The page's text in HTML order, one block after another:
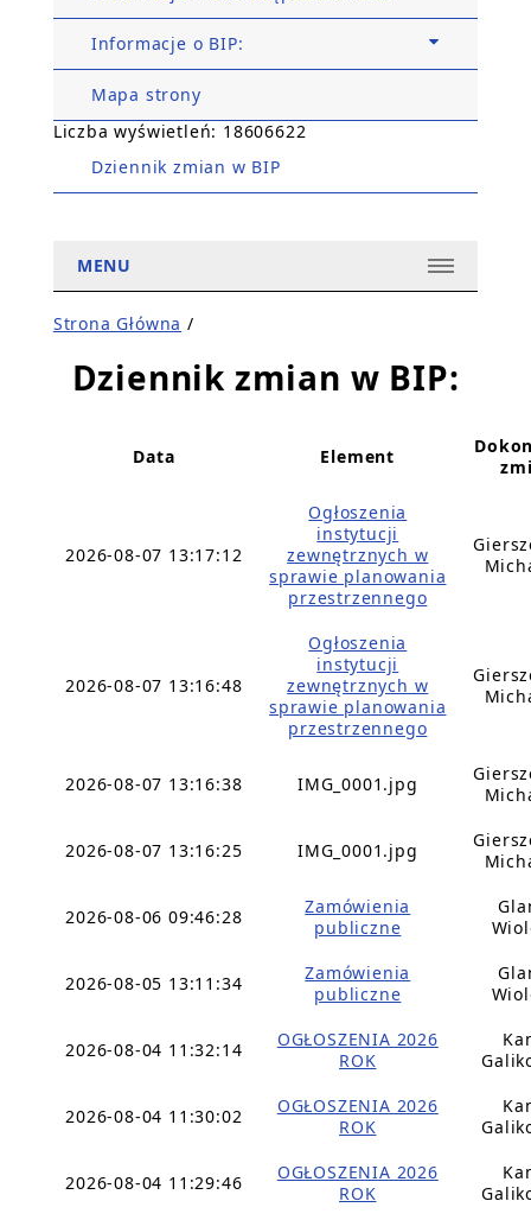
Informacje o BIP:
Mapa strony
Liczba wyświetleń: 18606622
Dziennik zmian w BIP
MENU
Strona Główna /
Dziennik zmian w BIP:
Data Element
2026-08-07 13:17:12
Ogłoszenia
instytucji
zewnętrznych w
sprawie planowania
przestrzennego
2026-08-07 13:16:48
Ogłoszenia
instytucji
zewnętrznych w
sprawie planowania
przestrzennego
2026-08-07 13:16:38 IMG_0001.jpg
2026-08-07 13:16:25 IMG_0001.jpg
2026-08-06 09:46:28
Zamówienia
publiczne
2026-08-05 13:11:34
Zamówienia
publiczne
2026-08-04 11:32:14
OGŁOSZENIA 2026
ROK
2026-08-04 11:30:02
OGŁOSZENIA 2026
ROK
2026-08-04 11:29:46
OGŁOSZENIA 2026
ROK